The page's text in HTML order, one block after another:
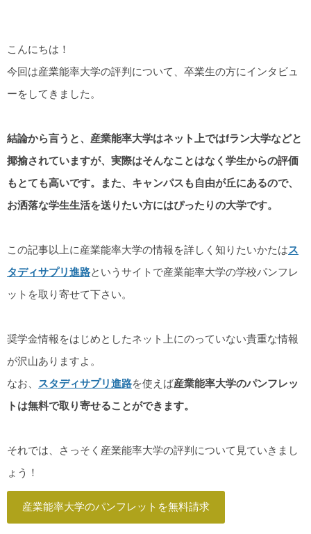
こんにちは！
今回は産業能率大学の評判について、卒業生の方にインタビュ
ーをしてきました。
結論から言うと、産業能率大学はネット上ではfラン大学などと
揶揄されていますが、実際はそんなことはなく学生からの評価
もとても高いです。また、キャンパスも自由が丘にあるので、
お洒落な学生生活を送りたい方にはぴったりの大学です。
この記事以上に産業能率大学の情報を詳しく知りたいかたはス
タディサプリ進路というサイトで産業能率大学の学校パンフレ
ットを取り寄せて下さい。
奨学金情報をはじめとしたネット上にのっていない貴重な情報
が沢山ありますよ。
なお、
スタディサプリ進路を使えば産業能率大学のパンフレッ
トは無料で取り寄せることができます。
それでは、さっそく産業能率大学の評判について見ていきまし
ょう！
産業能率大学のパンフレットを無料請求